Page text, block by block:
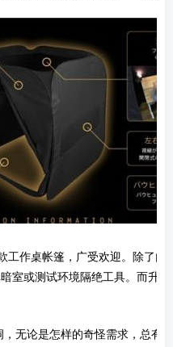
工作桌帐篷，广受欢迎。除了内
室或测试环境隔绝工具。而升
，无论是怎样的奇怪需求，总有